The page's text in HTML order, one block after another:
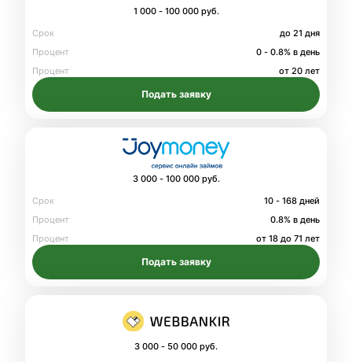
1 000 - 100 000 руб.
Срок
до 21 дня
Процент
0 - 0.8% в день
Процент
от 20 лет
Подать заявку
3 000 - 100 000 руб.
Срок
10 - 168 дней
Процент
0.8% в день
Процент
от 18 до 71 лет
Подать заявку
3 000 - 50 000 руб.